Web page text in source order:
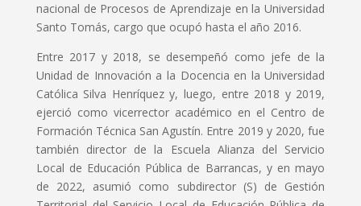
nacional de Procesos de Aprendizaje en la Universidad
Santo Tomás, cargo que ocupó hasta el año 2016.
Entre 2017 y 2018, se desempeñó como jefe de la
Unidad de Innovación a la Docencia en la Universidad
Católica Silva Henríquez y, luego, entre 2018 y 2019,
ejerció como vicerrector académico en el Centro de
Formación Técnica San Agustín. Entre 2019 y 2020, fue
también director de la Escuela Alianza del Servicio
Local de Educación Pública de Barrancas, y en mayo
de 2022, asumió como subdirector (S) de Gestión